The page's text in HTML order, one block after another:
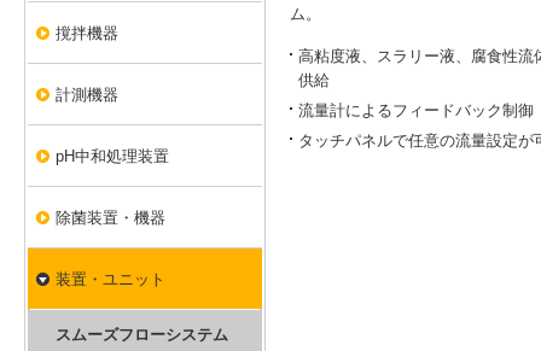
ム。
高粘度液、スラリー液、腐食性流
供給
流量計によるフィードバック制御
タッチパネルで任意の流量設定が
撹拌機器
計測機器
pH中和処理装置
除菌装置・機器
装置・ユニット
スムーズフローシステム